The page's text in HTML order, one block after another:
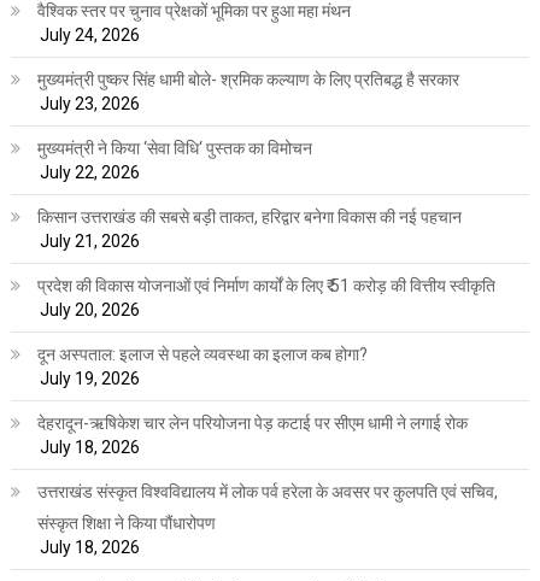
वैश्विक स्तर पर चुनाव प्रेक्षकों भूमिका पर हुआ महा मंथन
July 24, 2026
मुख्यमंत्री पुष्कर सिंह धामी बोले- श्रमिक कल्याण के लिए प्रतिबद्ध है सरकार
July 23, 2026
मुख्यमंत्री ने किया ‘सेवा विधि‘ पुस्तक का विमोचन
July 22, 2026
किसान उत्तराखंड की सबसे बड़ी ताकत, हरिद्वार बनेगा विकास की नई पहचान
July 21, 2026
प्रदेश की विकास योजनाओं एवं निर्माण कार्यों के लिए ₹ 51 करोड़ की वित्तीय स्वीकृति
July 20, 2026
दून अस्पताल: इलाज से पहले व्यवस्था का इलाज कब होगा?
July 19, 2026
देहरादून-ऋषिकेश चार लेन परियोजना पेड़ कटाई पर सीएम धामी ने लगाई रोक
July 18, 2026
उत्तराखंड संस्कृत विश्वविद्यालय में लोक पर्व हरेला के अवसर पर कुलपति एवं सचिव,
संस्कृत शिक्षा ने किया पौंधारोपण
July 18, 2026